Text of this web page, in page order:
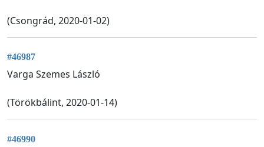
(Csongrád, 2020-01-02)
#46987
Varga Szemes László
(Törökbálint, 2020-01-14)
#46990